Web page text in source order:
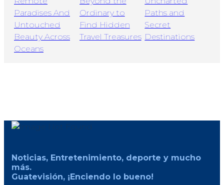
Noticias, Entretenimiento, deporte y mucho
más.
Guatevisión, ¡Enciendo lo bueno!